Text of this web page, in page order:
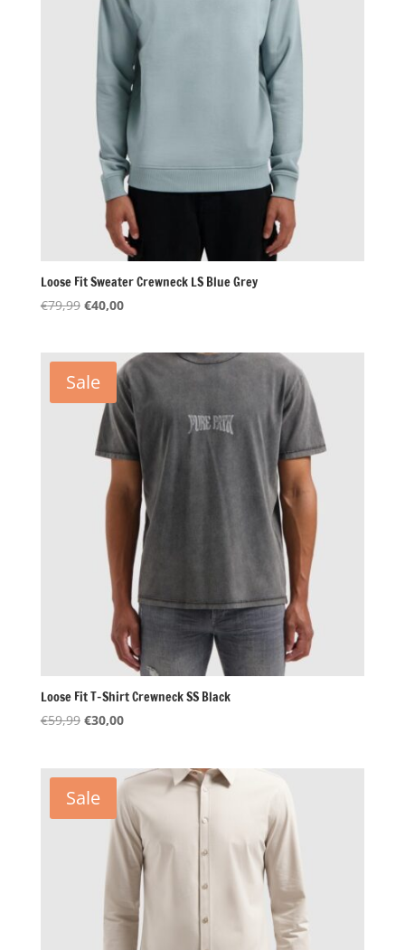
Loose Fit Sweater Crewneck LS Blue Grey
€79,99 Oorspronkelijke
€79,99.
€40,00Huidige
€40,00.
Sale
Loose Fit T-Shirt Crewneck SS Black
€59,99 Oorspronkelijke
€59,99.
€30,00Huidige
€30,00.
Sale